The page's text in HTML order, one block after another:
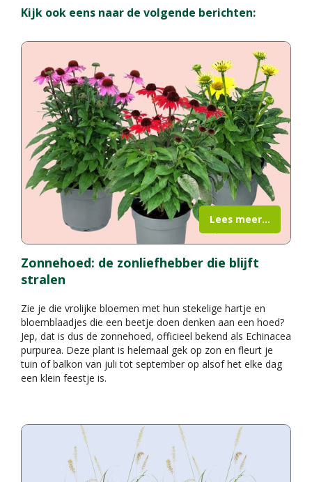
Kijk ook eens naar de volgende berichten:
Zonnehoed: de zonliefhebber die blijft
stralen
Zie je die vrolijke bloemen met hun stekelige hartje en
bloemblaadjes die een beetje doen denken aan een hoed?
Jep, dat is dus de zonnehoed, officieel bekend als Echinacea
purpurea. Deze plant is helemaal gek op zon en fleurt je
tuin of balkon van juli tot september op alsof het elke dag
een klein feestje is.
Lees meer...